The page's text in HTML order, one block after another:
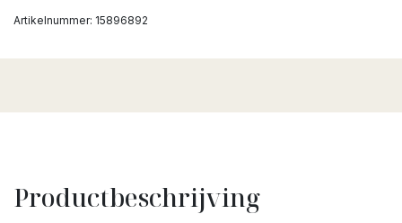
Artikelnummer: 15896892
Productbeschrijving